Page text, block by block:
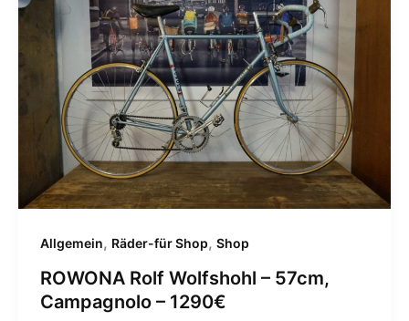
Allgemein, Räder-für Shop, Shop
ROWONA Rolf Wolfshohl – 57cm,
Campagnolo – 1290€